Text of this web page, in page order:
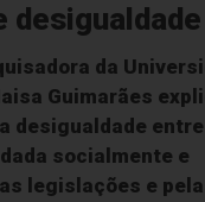
desigualdade
da
Guimarães
desigualdade
socialmente e
legislações e